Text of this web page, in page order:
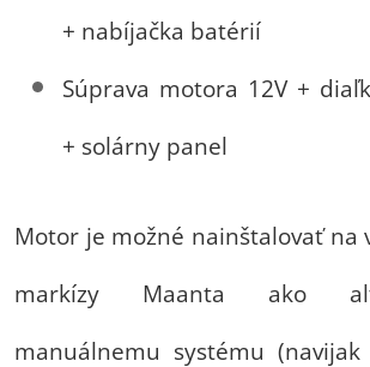
+ nabíjačka batérií
Súprava motora 12V +
+ solárny panel
Motor je možné nainštalovať na
markízy Maanta ako
manuálnemu systému